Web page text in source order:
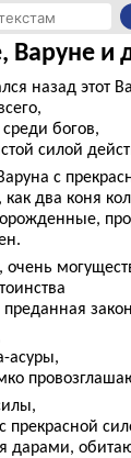
Варуне и
назад этот
богов,
силой
с
два коня
очень
асуры,
дарами,